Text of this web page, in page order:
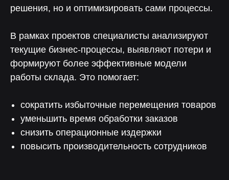
решения, но и оптимизировать сами процессы.
В рамках проектов специалисты анализируют
текущие бизнес-процессы, выявляют потери и
формируют более эффективные модели
работы склада. Это помогает:
сократить избыточные перемещения товаров
уменьшить время обработки заказов
снизить операционные издержки
повысить производительность сотрудников
Чат поддержки
С ответом за 5 минут — для любых
технических вопросов
Отвечаем на вопросы